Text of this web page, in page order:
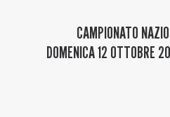
CAMPIONATO
DOMENICA 12 OTTOBRE